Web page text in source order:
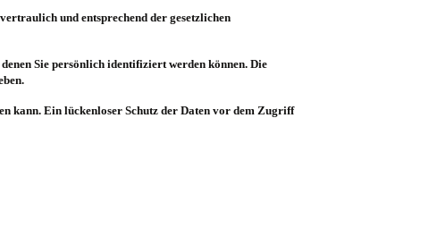
und entsprechend der gesetzlichen
denen Sie persönlich identifiziert werden können. Die
kann. Ein lückenloser Schutz der Daten vor dem Zugriff